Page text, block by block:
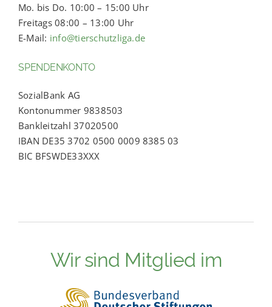
Mo. bis Do. 10:00 – 15:00 Uhr
Freitags 08:00 – 13:00 Uhr
E-Mail: info@tierschutzliga.de
SPENDENKONTO
SozialBank AG
Kontonummer 9838503
Bankleitzahl 37020500
IBAN DE35 3702 0500 0009 8385 03
BIC BFSWDE33XXX
Wir sind Mitglied im